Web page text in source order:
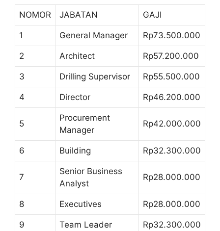
NOMOR JABATAN GAJI
1 General Manager Rp73.500.000
2 Architect Rp57.200.000
3 Drilling Supervisor Rp55.500.000
4 Director Rp46.200.000
5
Procurement
Manager
Rp42.000.000
6 Building Rp32.300.000
7
Senior Business
Analyst
Rp28.000.000
8 Executives Rp28.000.000
9 Team Leader Rp32.300.000